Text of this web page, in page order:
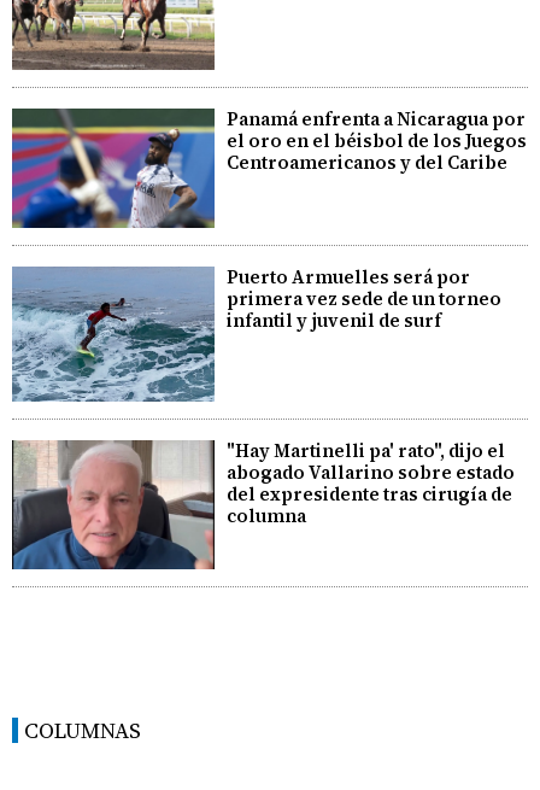
Panamá enfrenta a Nicaragua por
el oro en el béisbol de los Juegos
Centroamericanos y del Caribe
Puerto Armuelles será por
primera vez sede de un torneo
infantil y juvenil de surf
"Hay Martinelli pa' rato", dijo el
abogado Vallarino sobre estado
del expresidente tras cirugía de
columna
COLUMNAS